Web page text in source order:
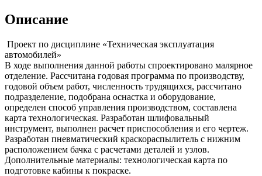
Описание
Проект по дисциплине «Техническая эксплуатация
автомобилей»
В ходе выполнения данной работы спроектировано малярное
отделение. Рассчитана годовая программа по производству,
годовой объем работ, численность трудящихся, рассчитано
подразделение, подобрана оснастка и оборудование,
определен способ управления производством, составлена
карта технологическая. Разработан шлифовальный
инструмент, выполнен расчет приспособления и его чертеж.
Разработан пневматический краскораспылитель с нижним
расположением бачка с расчетами деталей и узлов.
Дополнительные материалы: технологическая карта по
подготовке кабины к покраске.